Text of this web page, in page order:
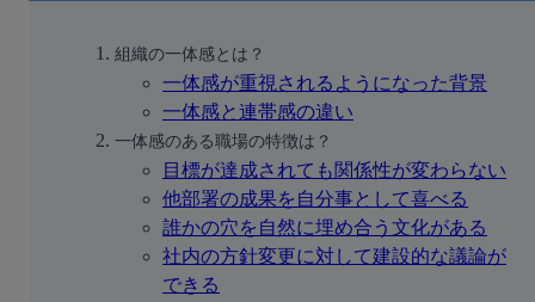
組織の一体感とは？
一体感が重視されるようになった背景
一体感と連帯感の違い
一体感のある職場の特徴は？
目標が達成されても関係性が変わらない
他部署の成果を自分事として喜べる
誰かの穴を自然に埋め合う文化がある
社内の方針変更に対して建設的な議論が
できる